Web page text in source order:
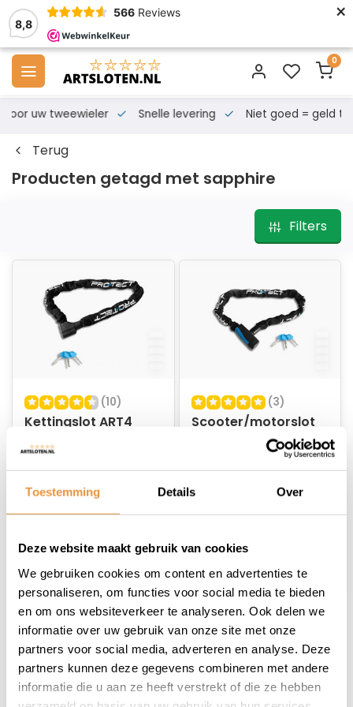
Toestemming Details Over
Deze website maakt gebruik van cookies
We gebruiken cookies om content en advertenties te
personaliseren, om functies voor social media te bieden
en om ons websiteverkeer te analyseren. Ook delen we
informatie over uw gebruik van onze site met onze
partners voor social media, adverteren en analyse. Deze
partners kunnen deze gegevens combineren met andere
informatie die u aan ze heeft verstrekt of die ze hebben
8,8
566 Reviews ×
0
voor uw tweewieler Snelle levering Niet goed = geld
Terug
Producten getagd met sapphire
Filters
(10)
Kettingslot ART4
Op voorraad
(3)
Scooter/motorslot
ART-4 150cm
Op voorraad
1